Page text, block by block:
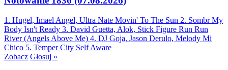
1. Hugel, Imael Angel, Ultra Nate Movin' To The Sun 2. Sombr My
Body Isn't Ready 3. David Guetta, Alok, Stick Figure Run Run
River (Angels Above Me) 4. DJ Goja, Jason Derulo, Melody Mi
Chico 5. Temper City Self Aware
Zobacz Głosuj »